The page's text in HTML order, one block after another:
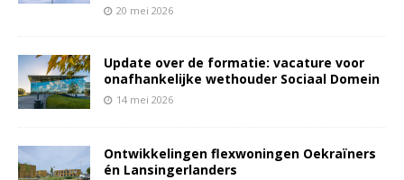
20 mei 2026
Update over de formatie: vacature voor
onafhankelijke wethouder Sociaal Domein
14 mei 2026
Ontwikkelingen flexwoningen Oekraïners
én Lansingerlanders